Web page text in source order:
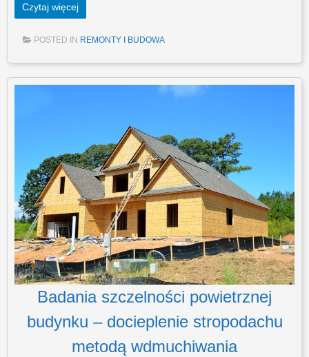
Czytaj więcej
POSTED IN REMONTY I BUDOWA
Badania szczelności powietrznej
budynku – docieplenie stropodachu
metodą wdmuchiwania